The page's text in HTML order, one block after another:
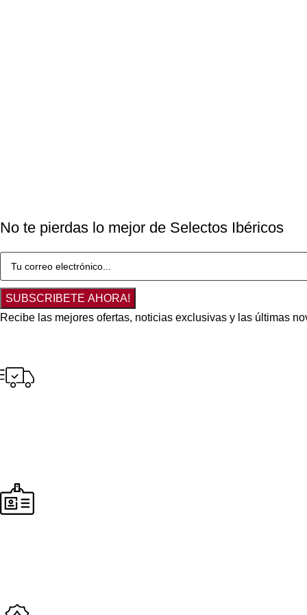
No te pierdas lo mejor de Selectos Ibéricos
SUBSCRIBETE AHORA!
Recibe las mejores ofertas, noticias exclusivas y las últimas